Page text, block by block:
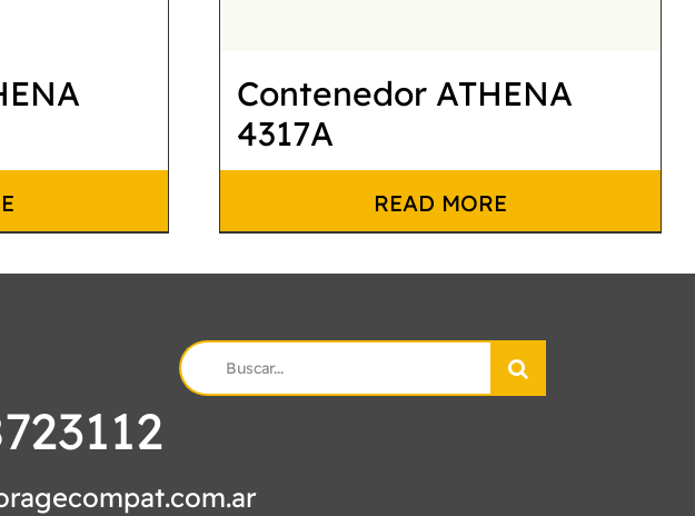
Contenedor ATHENA
4317A
READ MORE
Search
for: